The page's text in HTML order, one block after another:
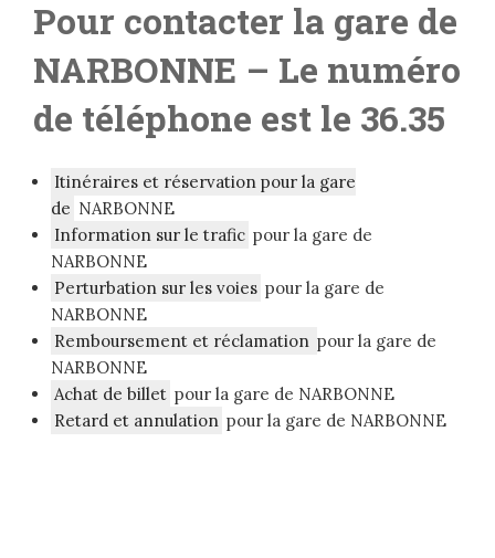
Pour contacter la gare de
NARBONNE – Le numéro
de téléphone est le 36.35
Itinéraires et réservation pour la gare
de NARBONNE
Information sur le trafic pour la gare de
NARBONNE
Perturbation sur les voies pour la gare de
NARBONNE
Remboursement et réclamation pour la gare de
NARBONNE
Achat de billet pour la gare de NARBONNE
Retard et annulation pour la gare de NARBONNE